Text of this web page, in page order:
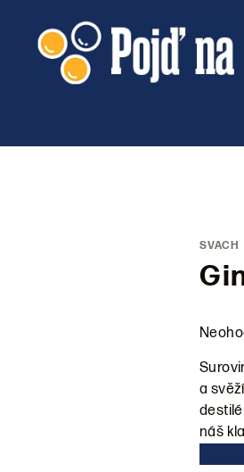
SVACH
je
0,0
z
a
náš